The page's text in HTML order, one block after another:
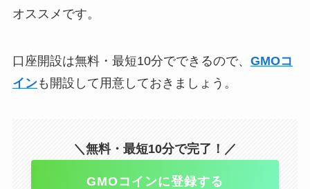
オススメです。
口座開設は無料・最短10分でできるので、 GMOコ
インも開設して用意しておきましょう。
＼無料・最短10分で完了！／
GMOコインに登録する